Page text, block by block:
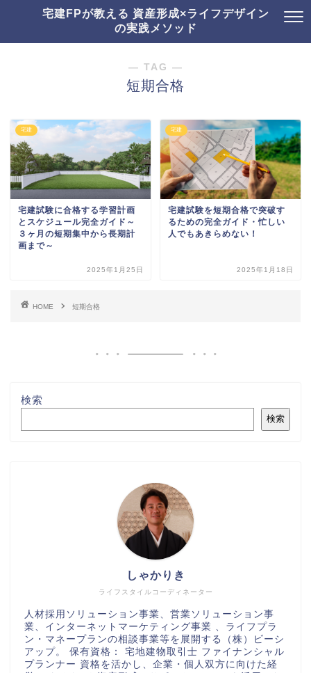
宅建FPが教える 資産形成×ライフデザイン
の実践メソッド
― TAG ―
短期合格
宅建
宅建試験に合格する学習計画
とスケジュール完全ガイド～
３ヶ月の短期集中から長期計
画まで～
2025年1月25日
宅建
宅建試験を短期合格で突破す
るための完全ガイド・忙しい
人でもあきらめない！
2025年1月18日
HOME 短期合格
検索
検索
ライフスタイルコーディネーター
しゃかりき
人材採用ソリューション事業、営業ソリューション事
業、インターネットマーケティング事業 、ライフプラ
ン・マネープランの相談事業等を展開する（株）ビーシ
アップ。 保有資格： 宅地建物取引士 ファイナンシャル
プランナー 資格を活かし、企業・個人双方に向けた経